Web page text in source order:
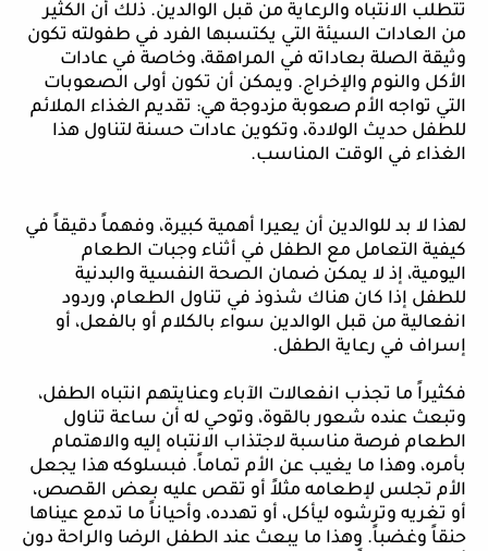
تتطلب الانتباه والرعاية من قبل الوالدين. ذلك أن الكثير
من العادات السيئة التي يكتسبها الفرد في طفولته تكون
وثيقة الصلة بعاداته في المراهقة، وخاصة في عادات
الأكل والنوم والإخراج. ويمكن أن تكون أولى الصعوبات
التي تواجه الأم صعوبة مزدوجة هي: تقديم الغذاء الملائم
للطفل حديث الولادة، وتكوين عادات حسنة لتناول هذا
الغذاء في الوقت المناسب.
لهذا لا بد للوالدين أن يعيرا أهمية كبيرة، وفهماً دقيقاً في
كيفية التعامل مع الطفل في أثناء وجبات الطعام
اليومية، إذ لا يمكن ضمان الصحة النفسية والبدنية
للطفل إذا كان هناك شذوذ في تناول الطعام، وردود
انفعالية من قبل الوالدين سواء بالكلام أو بالفعل، أو
إسراف في رعاية الطفل.
فكثيراً ما تجذب انفعالات الآباء وعنايتهم انتباه الطفل،
وتبعث عنده شعور بالقوة، وتوحي له أن ساعة تناول
الطعام فرصة مناسبة لاجتذاب الانتباه إليه والاهتمام
بأمره، وهذا ما يغيب عن الأم تماماً. فبسلوكه هذا يجعل
الأم تجلس لإطعامه مثلاً أو تقص عليه بعض القصص،
أو تغريه وترشوه ليأكل، أو تهدده، وأحياناً ما تدمع عيناها
حنقاً وغضباً. وهذا ما يبعث عند الطفل الرضا والراحة دون